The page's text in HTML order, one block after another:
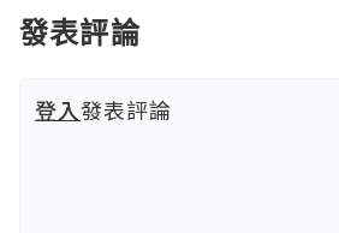
發表評論
登入發表評論